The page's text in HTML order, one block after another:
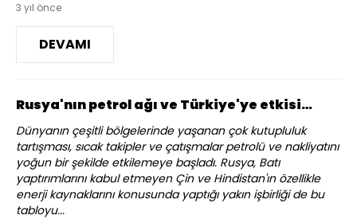
3 yıl önce
DEVAMI
Rusya'nın petrol ağı ve Türkiye'ye etkisi…
Dünyanın çeşitli bölgelerinde yaşanan çok kutupluluk
tartışması, sıcak takipler ve çatışmalar petrolü ve nakliyatını
yoğun bir şekilde etkilemeye başladı. Rusya, Batı
yaptırımlarını kabul etmeyen Çin ve Hindistan'ın özellikle
enerji kaynaklarını konusunda yaptığı yakın işbirliği de bu
tabloyu...